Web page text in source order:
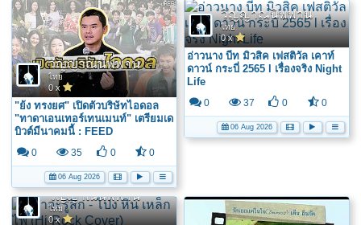
วิญญาณนิพพาน
ไทย
0 x
"ย้ง ทรงยศ" เปิดตัวบริษัทไอดอล
"ทาดาเอนเทอร์เทนเมนท์" เตรียมเด
บิวต์มีนาคมนี้ : FEED
0 35 0 0
06 Aug 2026
วิญญาณนิพพาน
ไทย
0 x
อ่าวนาง บีท มิวสิค เฟสติวัล เคาท์
ดาวน์ กระบี่ 2565 l เรื่องจริง Night
Life
0 37 0 0
06 Aug 2026
วิญญาณนิพพาน
ไทย
0 x